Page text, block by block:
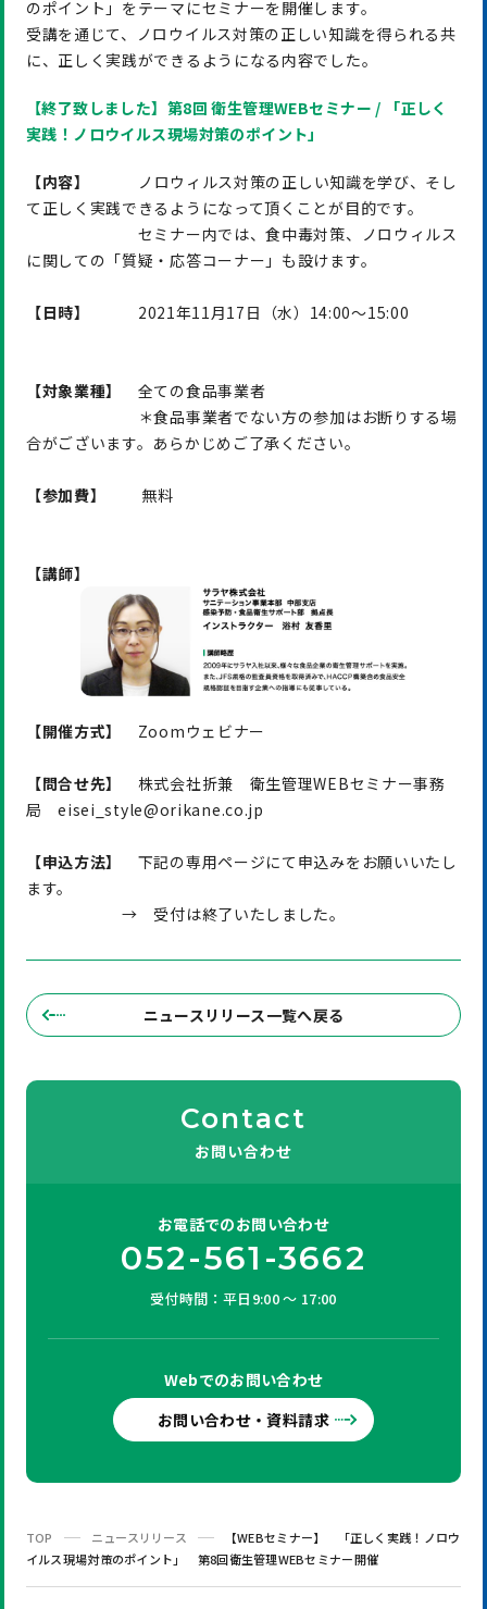
のポイント」をテーマにセミナーを開催します。
受講を通じて、ノロウイルス対策の正しい知識を得られる共
に、正しく実践ができるようになる内容でした。
【終了致しました】第8回 衛生管理WEBセミナー / 「正しく
実践！ノロウイルス現場対策のポイント」
【内容】
ノロウィルス対策の正しい知識を学び、そし
て正しく実践できるようになって頂くことが目的です。
セミナー内では、食中毒対策、ノロウィルス
に関しての「質疑・応答コーナー」も設けます。
【日時】 2021年11月17日（水）14:00〜15:00
【対象業種】
全ての食品事業者
＊食品事業者でない方の参加はお断りする場
合がございます。あらかじめご了承ください。
【参加費】 無料
【講師】
【開催方式】 Zoomウェビナー
【問合せ先】
株式会社折兼 衛生管理WEBセミナー事務
局 eisei_style@orikane.co.jp
【申込方法】
下記の専用ページにて申込みをお願いいたし
ます。
→ 受付は終了いたしました。
ニュースリリース一覧へ戻る
Contact
お問い合わせ
お電話でのお問い合わせ
052-561-3662
受付時間：平日9:00 ～ 17:00
Webでのお問い合わせ
お問い合わせ・資料請求
TOP ニュースリリース
【WEBセミナー】 「正しく実践！ノロウ
イルス現場対策のポイント」 第8回衛生管理WEBセミナー開催